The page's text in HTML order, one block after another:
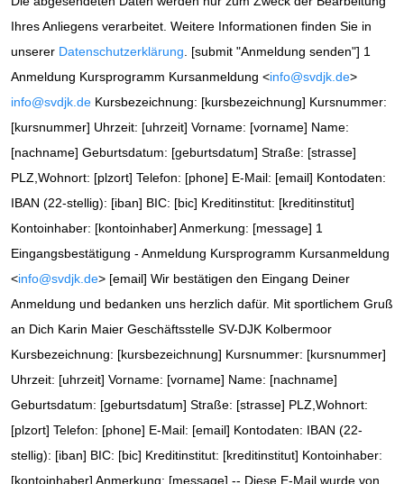
Ihres Anliegens verarbeitet. Weitere Informationen finden Sie in
unserer Datenschutzerklärung . [submit "Anmeldung senden"] 1
Anmeldung Kursprogramm Kursanmeldung <info@svdjk.de>
info@svdjk.de Kursbezeichnung: [kursbezeichnung] Kursnummer:
[kursnummer] Uhrzeit: [uhrzeit] Vorname: [vorname] Name:
[nachname] Geburtsdatum: [geburtsdatum] Straße: [strasse]
PLZ,Wohnort: [plzort] Telefon: [phone] E-Mail: [email] Kontodaten:
IBAN (22-stellig): [iban] BIC: [bic] Kreditinstitut: [kreditinstitut]
Kontoinhaber: [kontoinhaber] Anmerkung: [message] 1
Eingangsbestätigung - Anmeldung Kursprogramm Kursanmeldung
<info@svdjk.de> [email] Wir bestätigen den Eingang Deiner
Anmeldung und bedanken uns herzlich dafür. Mit sportlichem Gruß
an Dich Karin Maier Geschäftsstelle SV-DJK Kolbermoor
Kursbezeichnung: [kursbezeichnung] Kursnummer: [kursnummer]
Uhrzeit: [uhrzeit] Vorname: [vorname] Name: [nachname]
Geburtsdatum: [geburtsdatum] Straße: [strasse] PLZ,Wohnort:
[plzort] Telefon: [phone] E-Mail: [email] Kontodaten: IBAN (22-
stellig): [iban] BIC: [bic] Kreditinstitut: [kreditinstitut] Kontoinhaber:
[kontoinhaber] Anmerkung: [message] -- Diese E-Mail wurde von